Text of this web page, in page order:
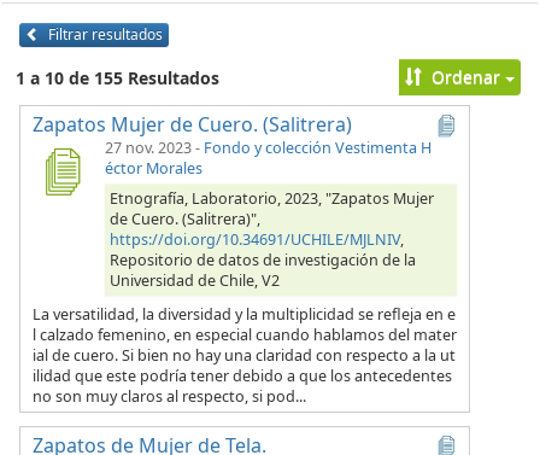
Filtrar resultados
1 a 10 de 155 Resultados Ordenar
Zapatos Mujer de Cuero. (Salitrera)
27 nov. 2023- Fondo y colección Vestimenta H
éctor Morales
Etnografía, Laboratorio, 2023, "Zapatos Mujer
de Cuero. (Salitrera)",
https://doi.org/10.34691/UCHILE/MJLNIV,
Repositorio de datos de investigación de la
Universidad de Chile, V2
La versatilidad, la diversidad y la multiplicidad se refleja en e
l calzado femenino, en especial cuando hablamos del mater
ial de cuero. Si bien no hay una claridad con respecto a la ut
ilidad que este podría tener debido a que los antecedentes
no son muy claros al respecto, si pod...
Zapatos de Mujer de Tela.